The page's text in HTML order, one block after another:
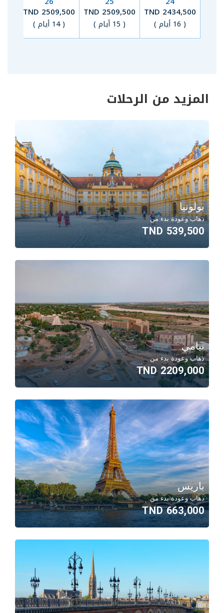
2434,500 TND
( 16 أيام )
2509,500 TND
( 15 أيام )
2509,500 TND
( 14 أيام )
المزيد من الرحلات
بولونيا
ذهاب وعودة بدء من
539,500 TND
نيامي
ذهاب وعودة بدء من
2209,000 TND
باريس
ذهاب وعودة بدء من
663,000 TND